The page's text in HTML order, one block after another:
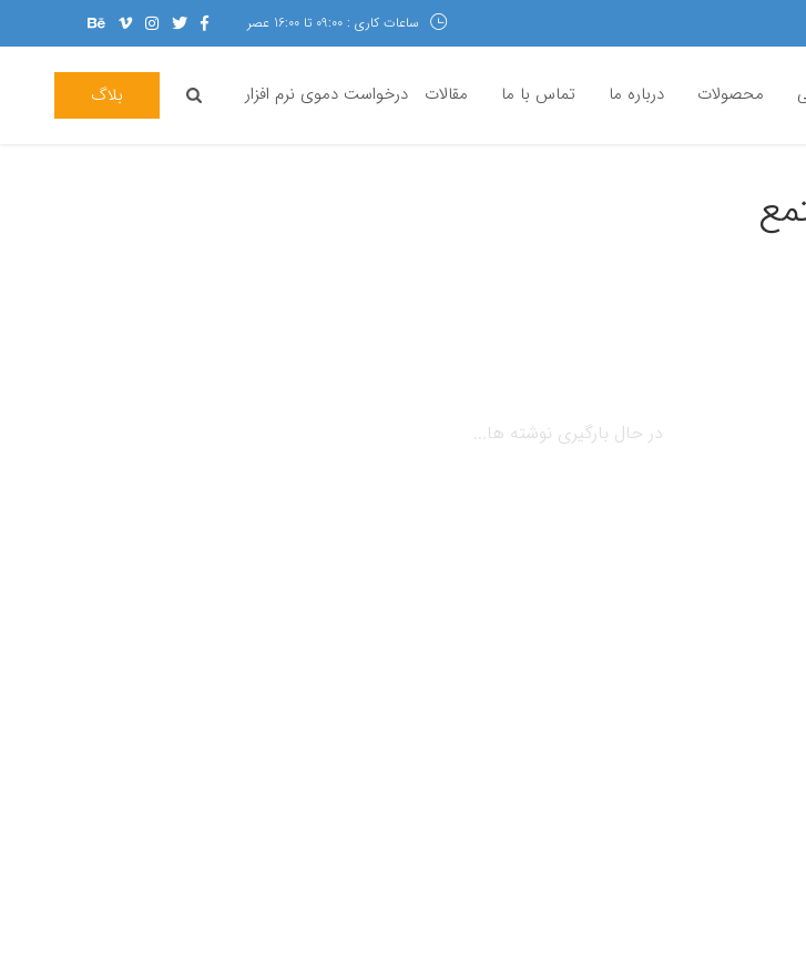
ساعات کاری : 09:00 تا 16:00 عصر
محصولات درباره ما تماس با ما مقالات درخواست دموی نرم افزار بلاگ
در حال بارگیری نوشته ها...